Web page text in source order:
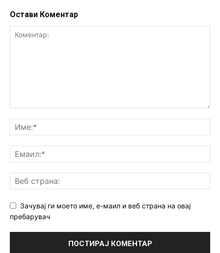
Остави Коментар
Зачувај ги моето име, е-маил и веб страна на овај
пребарувач